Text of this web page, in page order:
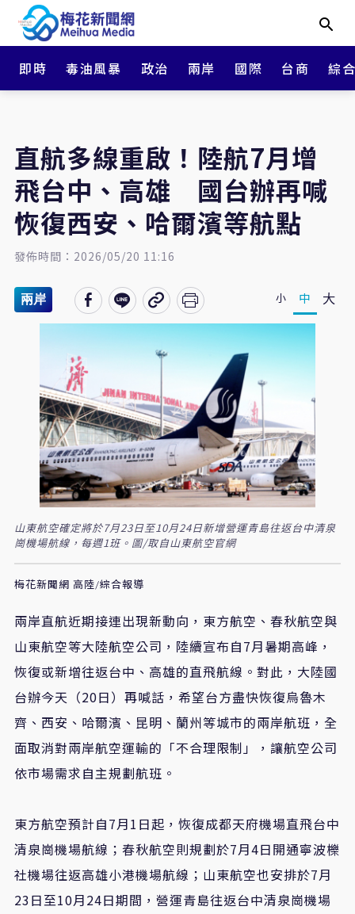
即時 毒油風暴 政治 兩岸 國際 台商 綜
直航多線重啟！陸航7月增
飛台中、高雄 國台辦再喊
恢復西安、哈爾濱等航點
發佈時間：2026/05/20 11:16
兩岸 小 中 大
山東航空確定將於7月23日至10月24日新增營運青島往返台中清泉
崗機場航線，每週1班。圖/取自山東航空官網
梅花新聞網 高陸/綜合報導
兩岸直航近期接連出現新動向，東方航空、春秋航空與
山東航空等大陸航空公司，陸續宣布自7月暑期高峰，
恢復或新增往返台中、高雄的直飛航線。對此，大陸國
台辦今天（20日）再喊話，希望台方盡快恢復烏魯木
齊、西安、哈爾濱、昆明、蘭州等城市的兩岸航班，全
面取消對兩岸航空運輸的「不合理限制」，讓航空公司
依市場需求自主規劃航班。
東方航空預計自7月1日起，恢復成都天府機場直飛台中
清泉崗機場航線；春秋航空則規劃於7月4日開通寧波櫟
社機場往返高雄小港機場航線；山東航空也安排於7月
23日至10月24日期間，營運青島往返台中清泉崗機場